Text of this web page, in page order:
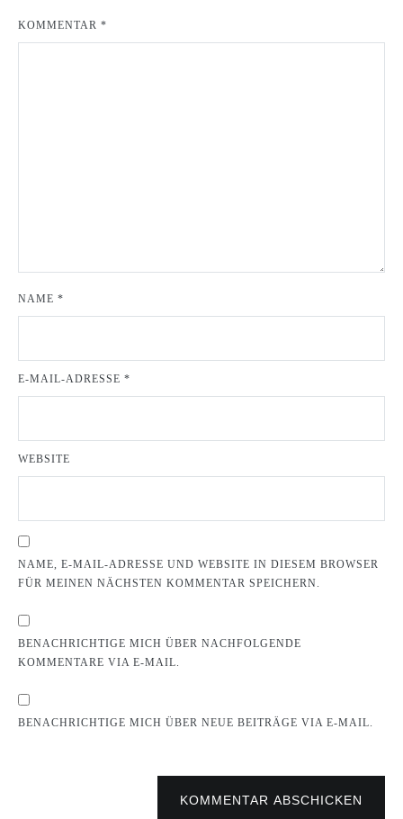
KOMMENTAR *
NAME *
E-MAIL-ADRESSE *
WEBSITE
NAME, E-MAIL-ADRESSE UND WEBSITE IN DIESEM BROWSER
FÜR MEINEN NÄCHSTEN KOMMENTAR SPEICHERN.
BENACHRICHTIGE MICH ÜBER NACHFOLGENDE
KOMMENTARE VIA E-MAIL.
BENACHRICHTIGE MICH ÜBER NEUE BEITRÄGE VIA E-MAIL.
KOMMENTAR ABSCHICKEN